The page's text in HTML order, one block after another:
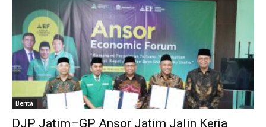
Berita
DJP Jatim–GP Ansor Jatim Jalin Kerja